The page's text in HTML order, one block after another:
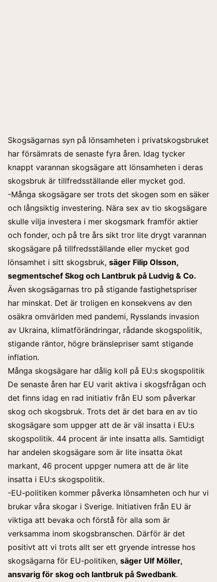
Skogsägarnas syn på lönsamheten i privatskogsbruket
har försämrats de senaste fyra åren. Idag tycker
knappt varannan skogsägare att lönsamheten i deras
skogsbruk är tillfredsställande eller mycket god.
-Många skogsägare ser trots det skogen som en säker
och långsiktig investering. Nära sex av tio skogsägare
skulle vilja investera i mer skogsmark framför aktier
och fonder, och på tre års sikt tror lite drygt varannan
skogsägare på tillfredsställande eller mycket god
lönsamhet i sitt skogsbruk, säger Filip Olsson,
segmentschef Skog och Lantbruk på Ludvig & Co.
Även skogsägarnas tro på stigande fastighetspriser
har minskat. Det är troligen en konsekvens av den
osäkra omvärlden med pandemi, Rysslands invasion
av Ukraina, klimatförändringar, rådande skogspolitik,
stigande räntor, högre bränslepriser samt stigande
inflation.
Många skogsägare har dålig koll på EU:s skogspolitik
De senaste åren har EU varit aktiva i skogsfrågan och
det finns idag en rad initiativ från EU som påverkar
skog och skogsbruk. Trots det är det bara en av tio
skogsägare som uppger att de är väl insatta i EU:s
skogspolitik. 44 procent är inte insatta alls. Samtidigt
har andelen skogsägare som är lite insatta ökat
markant, 46 procent uppger numera att de är lite
insatta i EU:s skogspolitik.
-EU-politiken kommer påverka lönsamheten och hur vi
brukar våra skogar i Sverige. Initiativen från EU är
viktiga att bevaka och förstå för alla som är
verksamma inom skogsbranschen. Därför är det
positivt att vi trots allt ser ett gryende intresse hos
skogsägarna för EU-politiken, säger Ulf Möller,
ansvarig för skog och lantbruk på Swedbank.